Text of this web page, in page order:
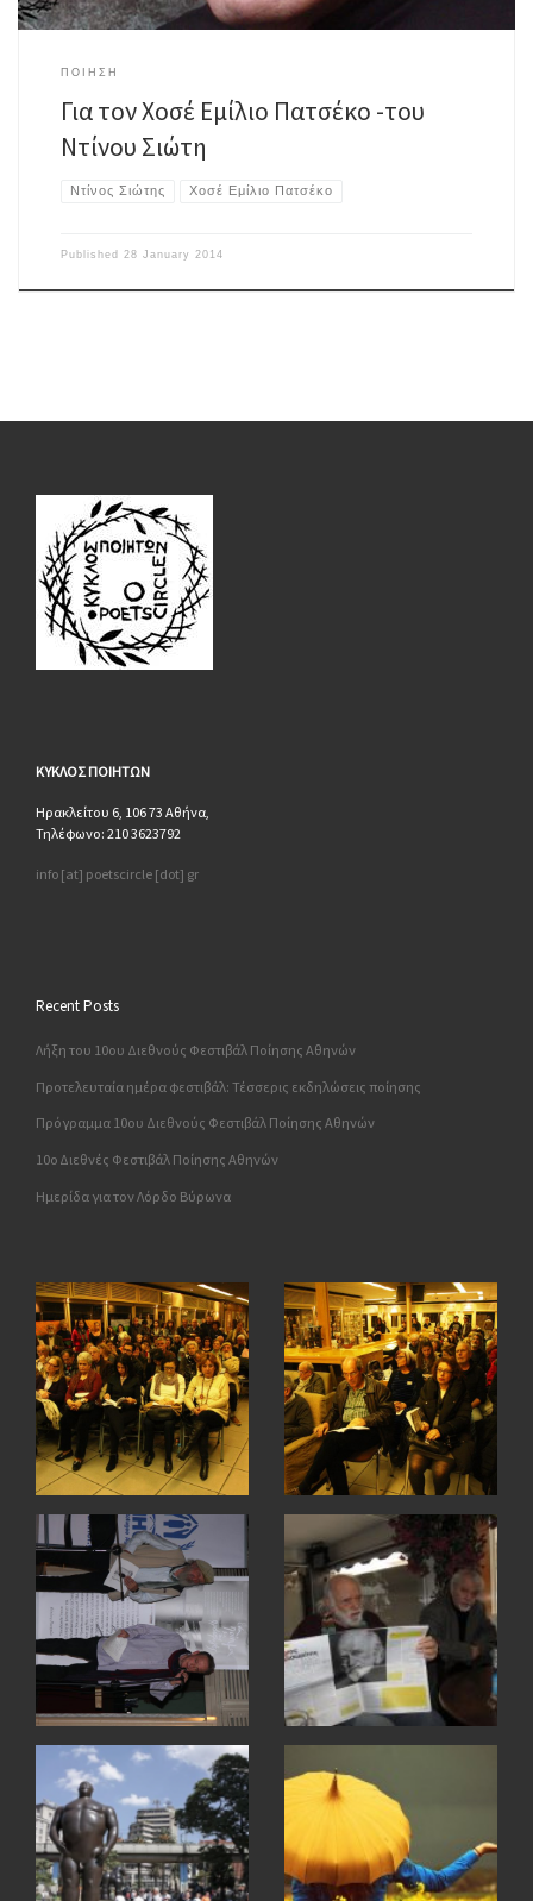
ΠΟΙΗΣΗ
Για τον Χοσέ Εμίλιο Πατσέκο -του
Ντίνου Σιώτη
Ντίνος Σιώτης Χοσέ Εμίλιο Πατσέκο
Published 28 January 2014
ΚΥΚΛΟΣ ΠΟΙΗΤΩΝ
Ηρακλείτου 6, 106 73 Αθήνα,
Τηλέφωνο: 210 3623792
info [at] poetscircle [dot] gr
Recent Posts
Λήξη του 10ου Διεθνούς Φεστιβάλ Ποίησης Αθηνών
Προτελευταία ημέρα φεστιβάλ: Τέσσερις εκδηλώσεις ποίησης
Πρόγραμμα 10ου Διεθνούς Φεστιβάλ Ποίησης Αθηνών
10o Διεθνές Φεστιβάλ Ποίησης Αθηνών
Ημερίδα για τον Λόρδο Βύρωνα